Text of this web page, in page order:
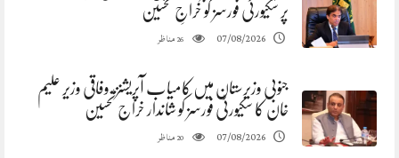
پر سکیورٹی فورسز کو خراجِ تحسین
07/08/2026
26مناظر
جنوبی وزیرستان میں کامیاب آپریشنز، وفاقی وزیر علیم
خان کا سکیورٹی فورسز کو شاندار خراج تحسین
07/08/2026
20مناظر